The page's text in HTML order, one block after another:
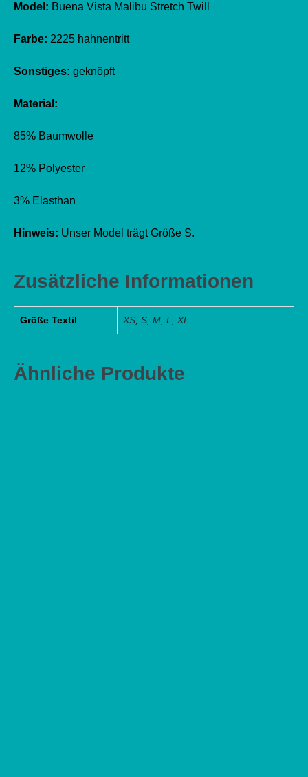
Model: Buena Vista Malibu Stretch Twill
Farbe: 2225 hahnentritt
Sonstiges: geknöpft
Material:
85% Baumwolle
12% Polyester
3% Elasthan
Hinweis: Unser Model trägt Größe S.
Zusätzliche Informationen
Größe Textil XS, S, M, L, XL
Ähnliche Produkte